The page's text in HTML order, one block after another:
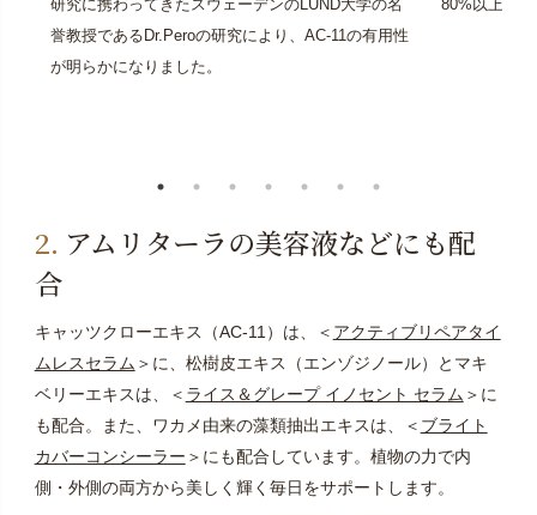
研究に携わってきたスウェーデンのLUND大学の名
誉教授であるDr.Peroの研究により、AC-11の有用性
が明らかになりました。
80%以上を
アムリターラの美容液などにも配
合
キャッツクローエキス（AC-11）は、＜ アクティブリペアタイ
ムレスセラム ＞に、松樹皮エキス（エンゾジノール）とマキ
ベリーエキスは、＜ ライス＆グレープ イノセント セラム ＞に
も配合。また、ワカメ由来の藻類抽出エキスは、＜ ブライト
カバーコンシーラー ＞にも配合しています。植物の力で内
側・外側の両方から美しく輝く毎日をサポートします。